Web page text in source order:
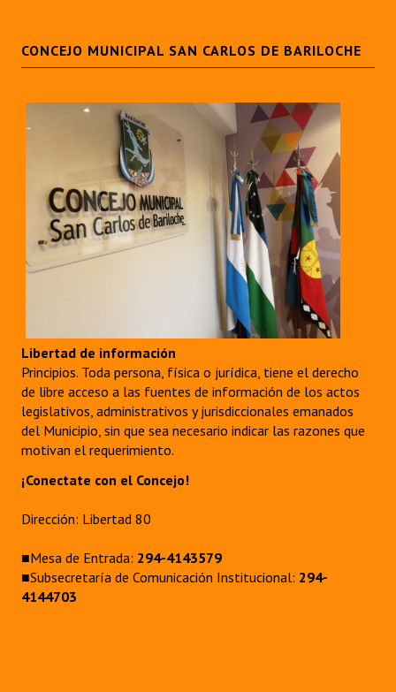
CONCEJO MUNICIPAL SAN CARLOS DE BARILOCHE
Libertad de información
Principios. Toda persona, física o jurídica, tiene el derecho
de libre acceso a las fuentes de información de los actos
legislativos, administrativos y jurisdiccionales emanados
del Municipio, sin que sea necesario indicar las razones que
motivan el requerimiento.
¡Conectate con el Concejo!
Dirección: Libertad 80
■Mesa de Entrada: 294-4143579
■Subsecretaría de Comunicación Institucional: 294-
4144703